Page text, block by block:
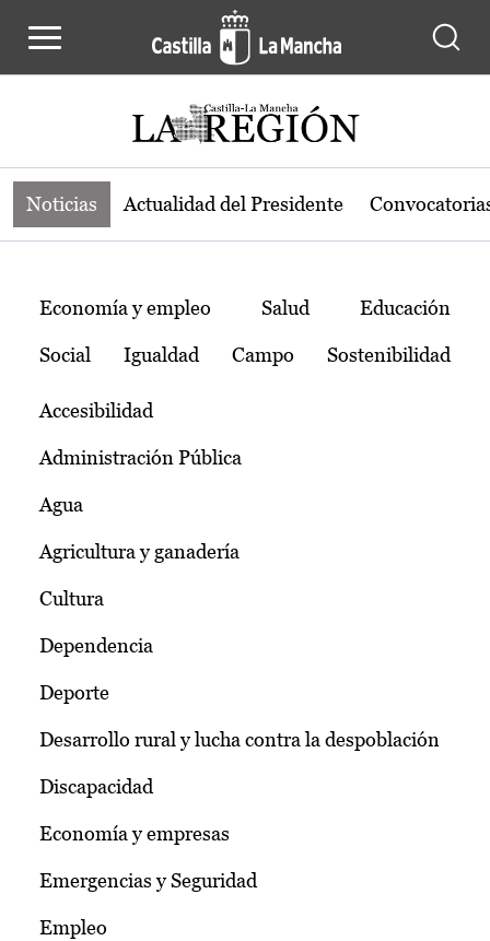
Noticias de la región de Castilla-La
Noticias Actualidad del Presidente
Temas
Economía y empleo Salud Educación
Social Igualdad Campo Sostenibilidad
Accesibilidad
Administración Pública
Agua
Agricultura y ganadería
Cultura
Dependencia
Deporte
Desarrollo rural y lucha contra la despoblación
Discapacidad
Economía y empresas
Emergencias y Seguridad
Empleo